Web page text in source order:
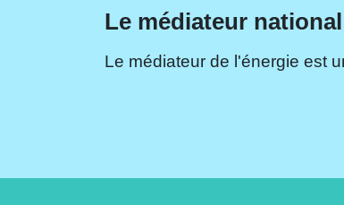
Le médiateur
Le médiateur de l'énergie est